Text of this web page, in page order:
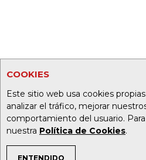
COOKIES
Este sitio web usa cookies
analizar el tráfico, mejorar
comportamiento del usuario.
nuestra Política de Cookies.
ENTENDIDO